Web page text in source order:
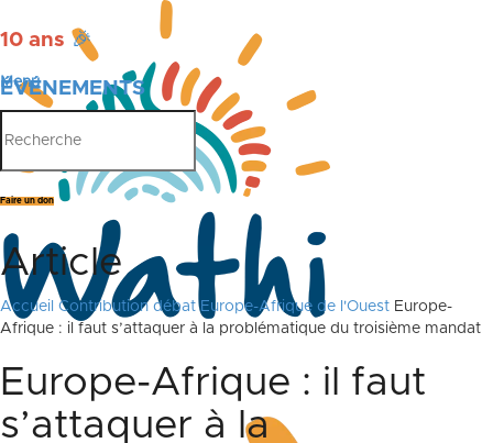
10 ans 🎉
ÉVÉNEMENTS
PUBLICATIONS
Menu
Faire un don
Article
Accueil Contribution débat Europe-Afrique de l'Ouest Europe-
Afrique : il faut s’attaquer à la problématique du troisième mandat
Europe-Afrique : il faut
s’attaquer à la